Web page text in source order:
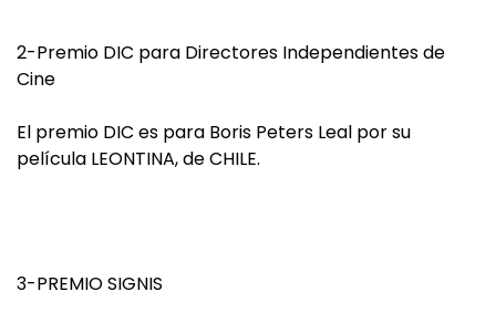
2-Premio DIC para Directores Independientes de
Cine
El premio DIC es para Boris Peters Leal por su
película LEONTINA, de CHILE.
3-PREMIO SIGNIS